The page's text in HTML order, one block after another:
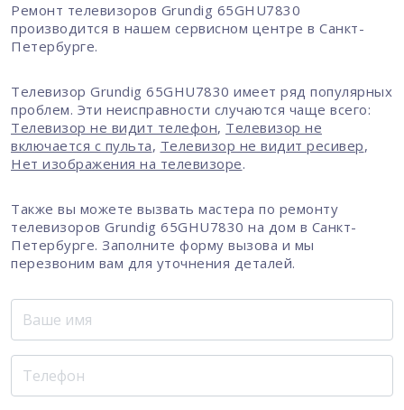
Ремонт телевизоров Grundig 65GHU7830
производится в нашем сервисном центре в Санкт-
Петербурге.
Телевизор Grundig 65GHU7830 имеет ряд популярных
проблем. Эти неисправности случаются чаще всего:
Телевизор не видит телефон, Телевизор не
включается с пульта, Телевизор не видит ресивер,
Нет изображения на телевизоре.
Также вы можете вызвать мастера по ремонту
телевизоров Grundig 65GHU7830 на дом в Санкт-
Петербурге. Заполните форму вызова и мы
перезвоним вам для уточнения деталей.